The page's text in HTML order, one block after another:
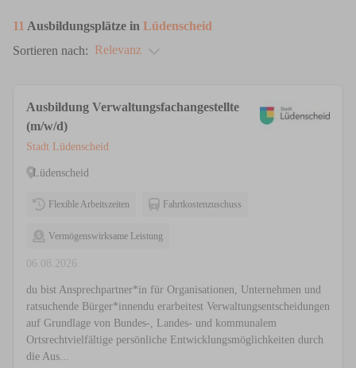
11 Ausbildungsplätze in Lüdenscheid
Sortieren nach: Relevanz
Ausbildung Verwaltungsfachangestellte
(m/w/d)
Stadt Lüdenscheid
Lüdenscheid
Flexible Arbeitszeiten Fahrtkostenzuschuss
Vermögenswirksame Leistung
06.08.2026
du bist Ansprechpartner*in für Organisationen, Unternehmen und
ratsuchende Bürger*innendu erarbeitest Verwaltungsentscheidungen
auf Grundlage von Bundes-, Landes- und kommunalem
Ortsrechtvielfältige persönliche Entwicklungsmöglichkeiten durch
die Aus...